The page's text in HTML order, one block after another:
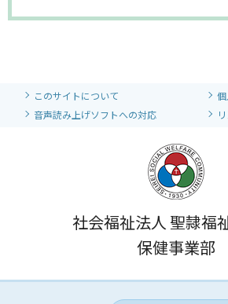
このサイトについて
音声読み上げソフトへの対応
社会福祉法人 聖隷福
保健事業部